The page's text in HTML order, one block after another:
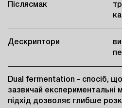
Післясмак
Дескриптори
Dual fermentation - спосіб, що
зазвичай експериментальні
підхід дозволяє глибше